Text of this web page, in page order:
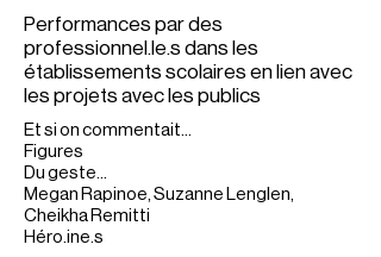
Performances par des
professionnel.le.s dans les
établissements scolaires en lien avec
les projets avec les publics
Et si on commentait...
Figures
Du geste...
Megan Rapinoe, Suzanne Lenglen,
Cheikha Remitti
Héro.ine.s